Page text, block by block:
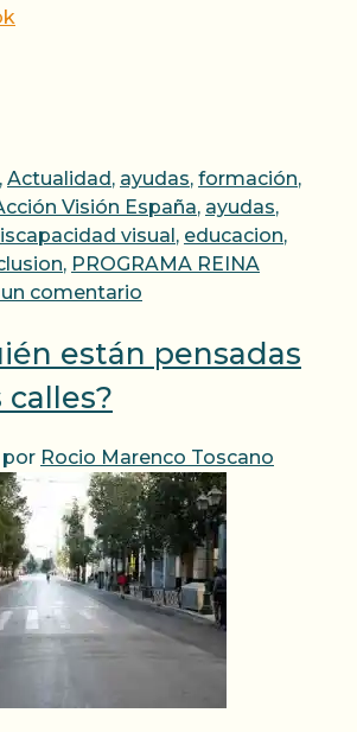
, Actualidad, ayudas, formación,
Visión España, ayudas,
visual, educacion,
, PROGRAMA REINA
un comentario
están pensadas
calles?
por Rocio Marenco Toscano